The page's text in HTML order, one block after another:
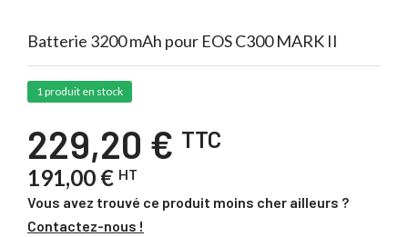
Batterie 3200 mAh pour EOS C300 MARK II
1 produit en stock
229,20 € TTC
191,00 € HT
Vous avez trouvé ce produit moins cher ailleurs ?
Contactez-nous !